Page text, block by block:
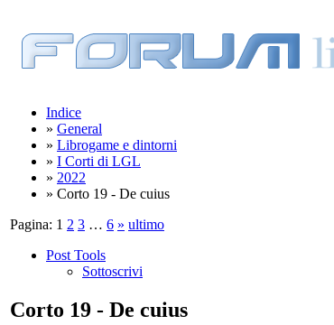
Indice
» General
» Librogame e dintorni
» I Corti di LGL
» 2022
» Corto 19 - De cuius
Pagina: 1 2 3 … 6 » ultimo
Post Tools
Sottoscrivi
Corto 19 - De cuius